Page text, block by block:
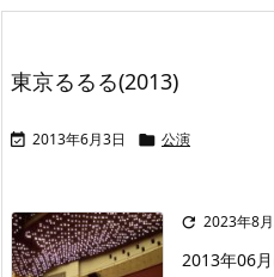
東京るるる(2013)
 2013年6月3日  公演
 2023年8
2013年06月